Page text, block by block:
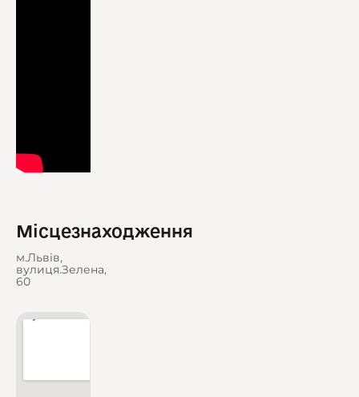
Місцезнаходження
м.Львів,
вулиця.Зелена,
60